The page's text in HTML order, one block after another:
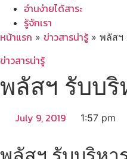
อ่านง่ายได้สาระ
รู้จักเรา
หน้าแรก » ข่าวสารน่ารู้ » พลัสฯ
ข่าวสารน่ารู้
พลัสฯ รับบ
July 9, 2019 1:57 pm